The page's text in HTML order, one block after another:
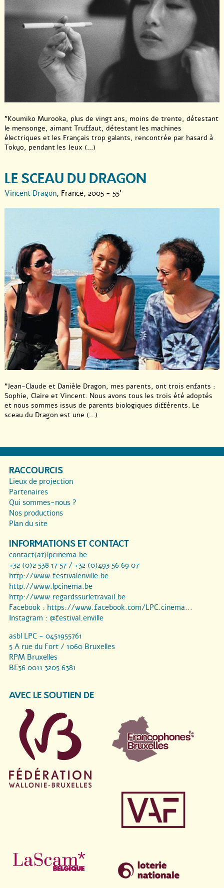
"Koumiko Murooka, plus de vingt ans, moins de trente, détestant
le mensonge, aimant Truffaut, détestant les machines
électriques et les Français trop galants, rencontrée par hasard à
Tokyo, pendant les Jeux (...)
LE SCEAU DU DRAGON
Vincent Dragon, France, 2005 - 55'
"Jean-Claude et Danièle Dragon, mes parents, ont trois enfants :
Sophie, Claire et Vincent. Nous avons tous les trois été adoptés
et nous sommes issus de parents biologiques différents. Le
sceau du Dragon est une (...)
RACCOURCIS
Lieux de projection
Partenaires
Qui sommes-nous ?
Nos productions
Plan du site
INFORMATIONS ET CONTACT
contact(at)lpcinema.be
+32 (0)2 538 17 57 / +32 (0)493 56 69 07
http://www.festivalenville.be
http://www.lpcinema.be
http://www.regardssurletravail.be
Facebook : https://www.facebook.com/LPC.cinema...
Instagram : @festival.enville
asbl LPC - 0451955761
5 A rue du Fort / 1060 Bruxelles
RPM Bruxelles
BE36 0011 3205 6381
AVEC LE SOUTIEN DE